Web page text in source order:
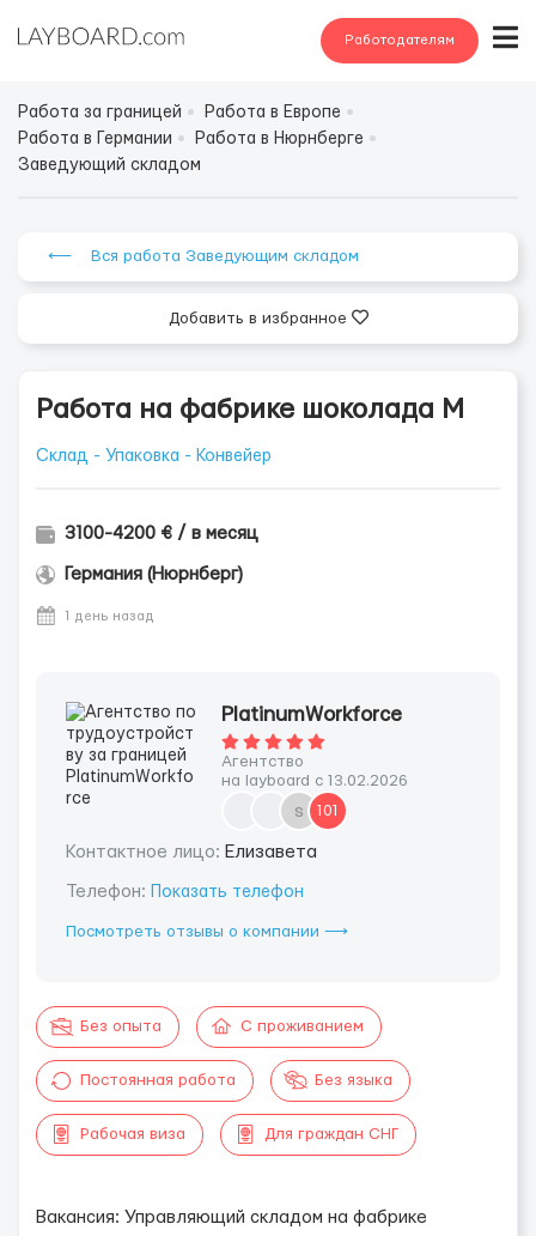
Работодателям
Работа за границей
Работа в Европе
Работа в Германии
Работа в Нюрнберге
Заведующий складом
⟵ Вся работа Заведующим складом
Добавить в избранное
Работа на фабрике шоколада М
Склад - Упаковка - Конвейер
3100-4200 € / в месяц
Германия (Нюрнберг)
1 день назад
PlatinumWorkforce
Агентство
на layboard с 13.02.2026
s 101
Контактное лицо: Елизавета
Телефон: Показать телефон
Посмотреть отзывы о компании ⟶
Без опыта С проживанием
Постоянная работа Без языка
Рабочая виза Для граждан СНГ
Вакансия: Управляющий складом на фабрике